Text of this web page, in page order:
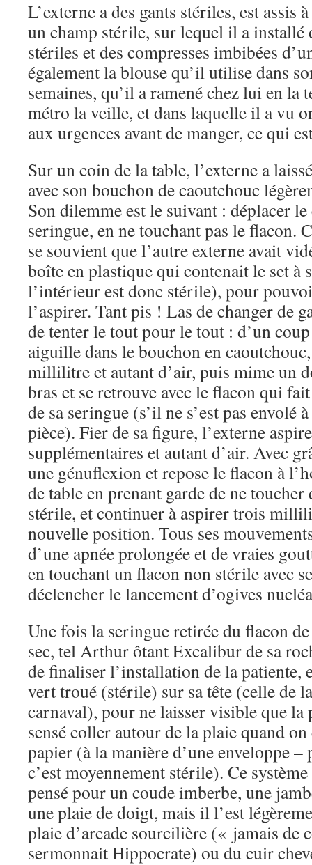
L’externe a des gants stériles, est assis
un champ stérile, sur lequel il a installé
stériles et des compresses imbibées
également la blouse qu’il utilise dans
semaines, qu’il a ramené chez lui en la
métro la veille, et dans laquelle il a vu
aux urgences avant de manger, ce qui
Sur un coin de la table, l’externe a
avec son bouchon de caoutchouc
Son dilemme est le suivant : déplacer
seringue, en ne touchant pas le flacon.
se souvient que l’autre externe avait
boîte en plastique qui contenait le set à
l’intérieur est donc stérile), pour
l’aspirer. Tant pis ! Las de changer de
de tenter le tout pour le tout : d’un
aiguille dans le bouchon en
millilitre et autant d’air, puis mime un
bras et se retrouve avec le flacon qui
de sa seringue (s’il ne s’est pas envolé
pièce). Fier de sa figure, l’externe
supplémentaires et autant d’air. Avec
une génuflexion et repose le flacon à
de table en prenant garde de ne
stérile, et continuer à aspirer trois
nouvelle position. Tous ses
d’une apnée prolongée et de vraies
en touchant un flacon non stérile avec
déclencher le lancement d’ogives
Une fois la seringue retirée du flacon
sec, tel Arthur ôtant Excalibur de sa
de finaliser l’installation de la patiente,
vert troué (stérile) sur sa tête (celle de
carnaval), pour ne laisser visible que la
sensé coller autour de la plaie quand
papier (à la manière d’une enveloppe –
c’est moyennement stérile). Ce
pensé pour un coude imberbe, une
une plaie de doigt, mais il l’est
plaie d’arcade sourcilière (« jamais de
sermonnait Hippocrate) ou du cuir